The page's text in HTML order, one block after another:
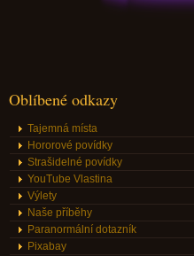
Oblíbené odkazy
Tajemná místa
Hororové povídky
Strašidelné povídky
YouTube Vlastina
Výlety
Naše příběhy
Paranormální dotazník
Pixabay